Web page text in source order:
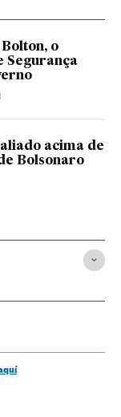
o
Segurança
acima de
Bolsonaro